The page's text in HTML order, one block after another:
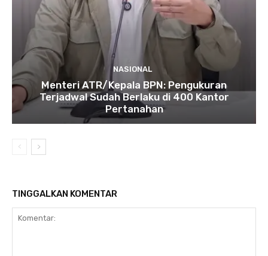
NASIONAL
Menteri ATR/Kepala BPN: Pengukuran
Terjadwal Sudah Berlaku di 400 Kantor
Pertanahan
TINGGALKAN KOMENTAR